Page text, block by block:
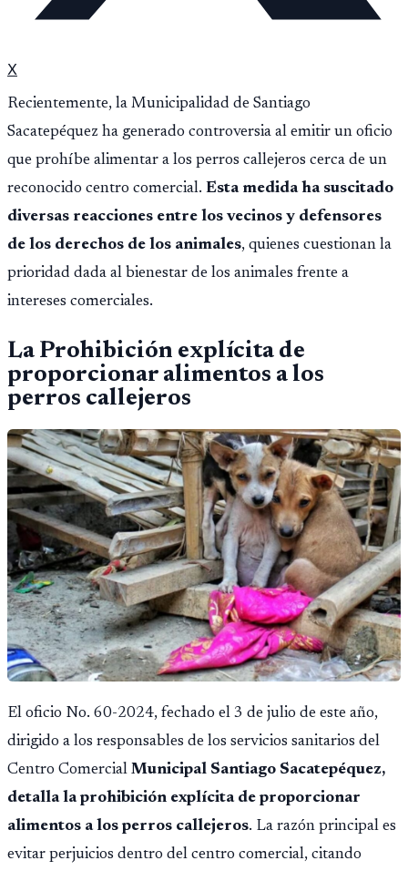
X
Recientemente, la Municipalidad de Santiago
Sacatepéquez ha generado controversia al emitir un oficio
que prohíbe alimentar a los perros callejeros cerca de un
reconocido centro comercial. Esta medida ha suscitado
diversas reacciones entre los vecinos y defensores
de los derechos de los animales, quienes cuestionan la
prioridad dada al bienestar de los animales frente a
intereses comerciales.
La Prohibición explícita de
proporcionar alimentos a los
perros callejeros
El oficio No. 60-2024, fechado el 3 de julio de este año,
dirigido a los responsables de los servicios sanitarios del
Centro Comercial Municipal Santiago Sacatepéquez,
detalla la prohibición explícita de proporcionar
alimentos a los perros callejeros. La razón principal es
evitar perjuicios dentro del centro comercial, citando